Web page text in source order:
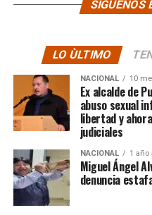
SIGUENOS
LO ÙLTIMO
NACIONAL 10
Ex alcalde de
abuso sexual
libertad y
judiciales
NACIONAL 1 año
Miguel Ángel
denuncia